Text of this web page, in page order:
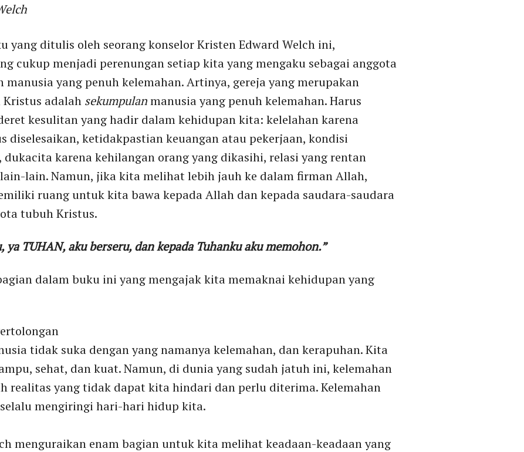
yang ditulis oleh seorang konselor Kristen Edward Welch ini,
cukup menjadi perenungan setiap kita yang mengaku sebagai anggota
yang penuh kelemahan. Artinya, gereja yang merupakan
adalah sekumpulanmanusia yang penuh kelemahan. Harus
kesulitan yang hadir dalam kehidupan kita: kelelahan karena
diselesaikan, ketidakpastian keuangan atau pekerjaan, kondisi
dukacita karena kehilangan orang yang dikasihi, relasi yang rentan
lain. Namun, jika kita melihat lebih jauh ke dalam firman Allah,
ruang untuk kita bawa kepada Allah dan kepada saudara-saudara
tubuh Kristus.
ya TUHAN, aku berseru, dan kepada Tuhanku aku memohon.”
dalam buku ini yang mengajak kita memaknai kehidupan yang
tidak suka dengan yang namanya kelemahan, dan kerapuhan. Kita
sehat, dan kuat. Namun, di dunia yang sudah jatuh ini, kelemahan
realitas yang tidak dapat kita hindari dan perlu diterima. Kelemahan
mengiringi hari-hari hidup kita.
menguraikan enam bagian untuk kita melihat keadaan-keadaan yang